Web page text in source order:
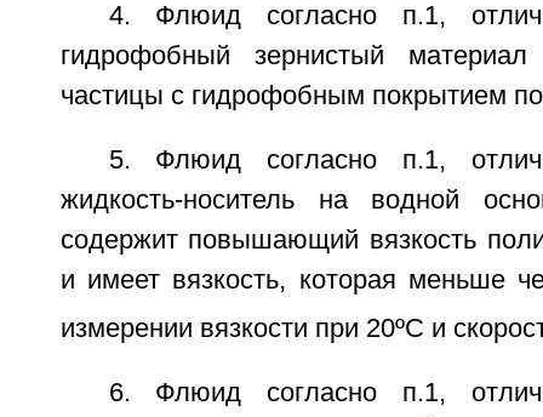
4. Флюид согласно п.1,
гидрофобный зернистый
частицы с гидрофобным покрытием
5. Флюид согласно п.1,
жидкость-носитель на водной
содержит повышающий вязкость
и имеет вязкость, которая меньше
измерении вязкости при 20ºС и
6. Флюид согласно п.1,